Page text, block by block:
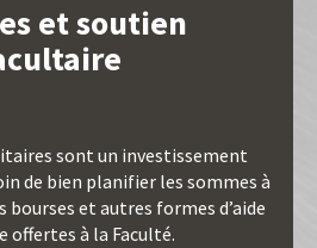
et soutien
sont un investissement
de bien planifier les sommes à
et autres formes d’aide
offertes à la Faculté.